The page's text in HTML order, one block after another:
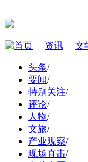
首页 资讯 文
头条/
要闻/
特别关注/
评论/
人物/
文旅/
产业观察/
现场直击/